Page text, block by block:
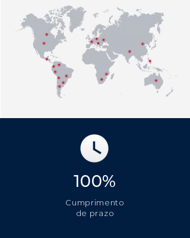
100%
Cumprimento
de prazo